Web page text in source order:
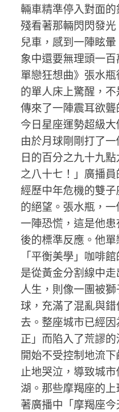
輛車精準停入對面
殘看著那輛閃閃發
兒車，感到一陣眩
象中還要無理頭一
單戀狂想曲》張水
的單人床上驚醒，
傳來了一陣震耳欲聾
今日星座運勢超級大
由於月球剛剛打了
日的百分之九十九點
之八十七！」廣播
經歷中年危機的雙
的絕望。張水瓶，
一陣恐慌，這是他患
後的標準反應。他
「平衡美學」咖啡
是從黃金分割線中
人生，則像一團被
球，充滿了混亂與
去。整座城市已經
正」而陷入了荒謬
開始不受控制地流
止地哭泣，導致城
湖。那些摩羯座的
著廣播中「摩羯座